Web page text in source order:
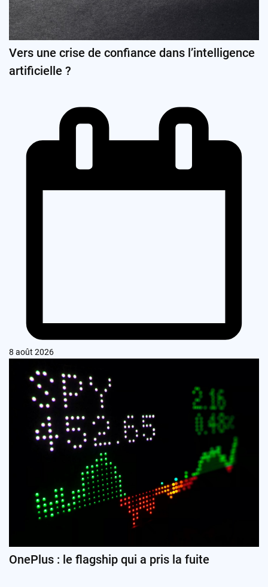
Vers une crise de confiance dans l’intelligence
artificielle ?
8 août 2026
OnePlus : le flagship qui a pris la fuite